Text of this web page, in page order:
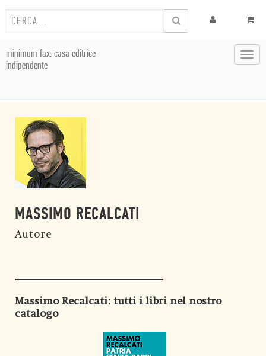
minimum fax: casa editrice
indipendente
MASSIMO RECALCATI
Autore
Massimo Recalcati: tutti i libri nel nostro
catalogo